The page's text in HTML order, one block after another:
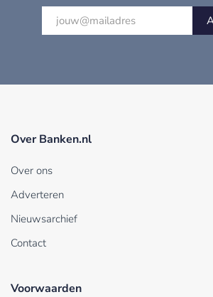
Over Banken.nl
Over ons
Adverteren
Nieuwsarchief
Contact
Voorwaarden